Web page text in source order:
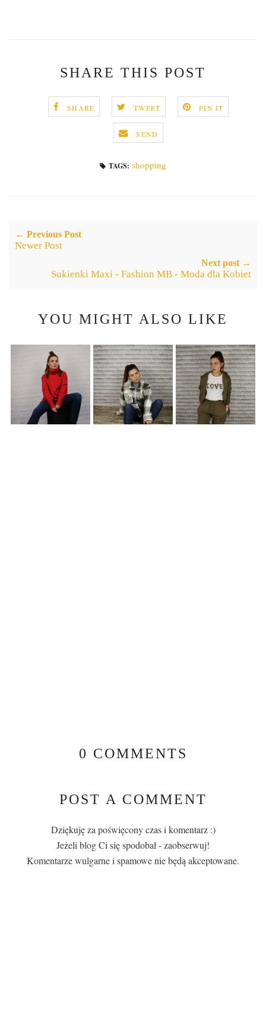
SHARE THIS POST
SHARE TWEET PIN IT
SEND
TAGS: shopping
← Previous Post
Newer Post
Next post →
Sukienki Maxi - Fashion MB - Moda dla Kobiet
YOU MIGHT ALSO LIKE
0 COMMENTS
POST A COMMENT
Dziękuję za poświęcony czas i komentarz :)
Jeżeli blog Ci się spodobał - zaobserwuj!
Komentarze wulgarne i spamowe nie będą akceptowane.